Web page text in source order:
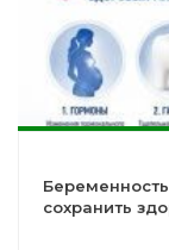
сохранить